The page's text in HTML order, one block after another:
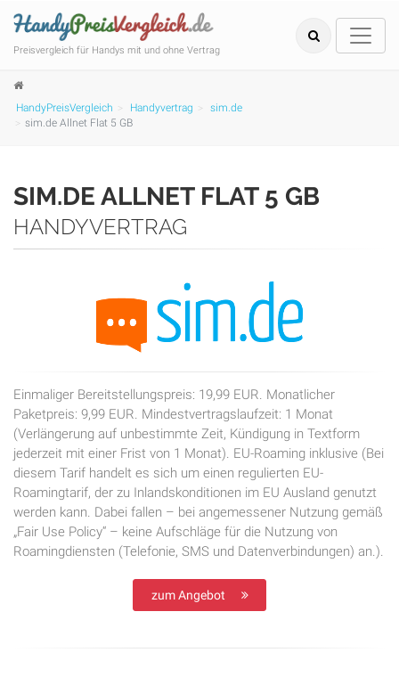
Preisvergleich für Handys mit und ohne Vertrag
HandyPreisVergleich Handyvertrag
sim.de
sim.de Allnet Flat 5 GB
SIM.DE ALLNET FLAT 5 GB
HANDYVERTRAG
Einmaliger Bereitstellungspreis: 19,99 EUR. Monatlicher
Paketpreis: 9,99 EUR. Mindestvertragslaufzeit: 1 Monat
(Verlängerung auf unbestimmte Zeit, Kündigung in Textform
jederzeit mit einer Frist von 1 Monat). EU-Roaming inklusive (Bei
diesem Tarif handelt es sich um einen regulierten EU-
Roamingtarif, der zu Inlandskonditionen im EU Ausland genutzt
werden kann. Dabei fallen – bei angemessener Nutzung gemäß
„Fair Use Policy“ – keine Aufschläge für die Nutzung von
Roamingdiensten (Telefonie, SMS und Datenverbindungen) an.).
zum Angebot